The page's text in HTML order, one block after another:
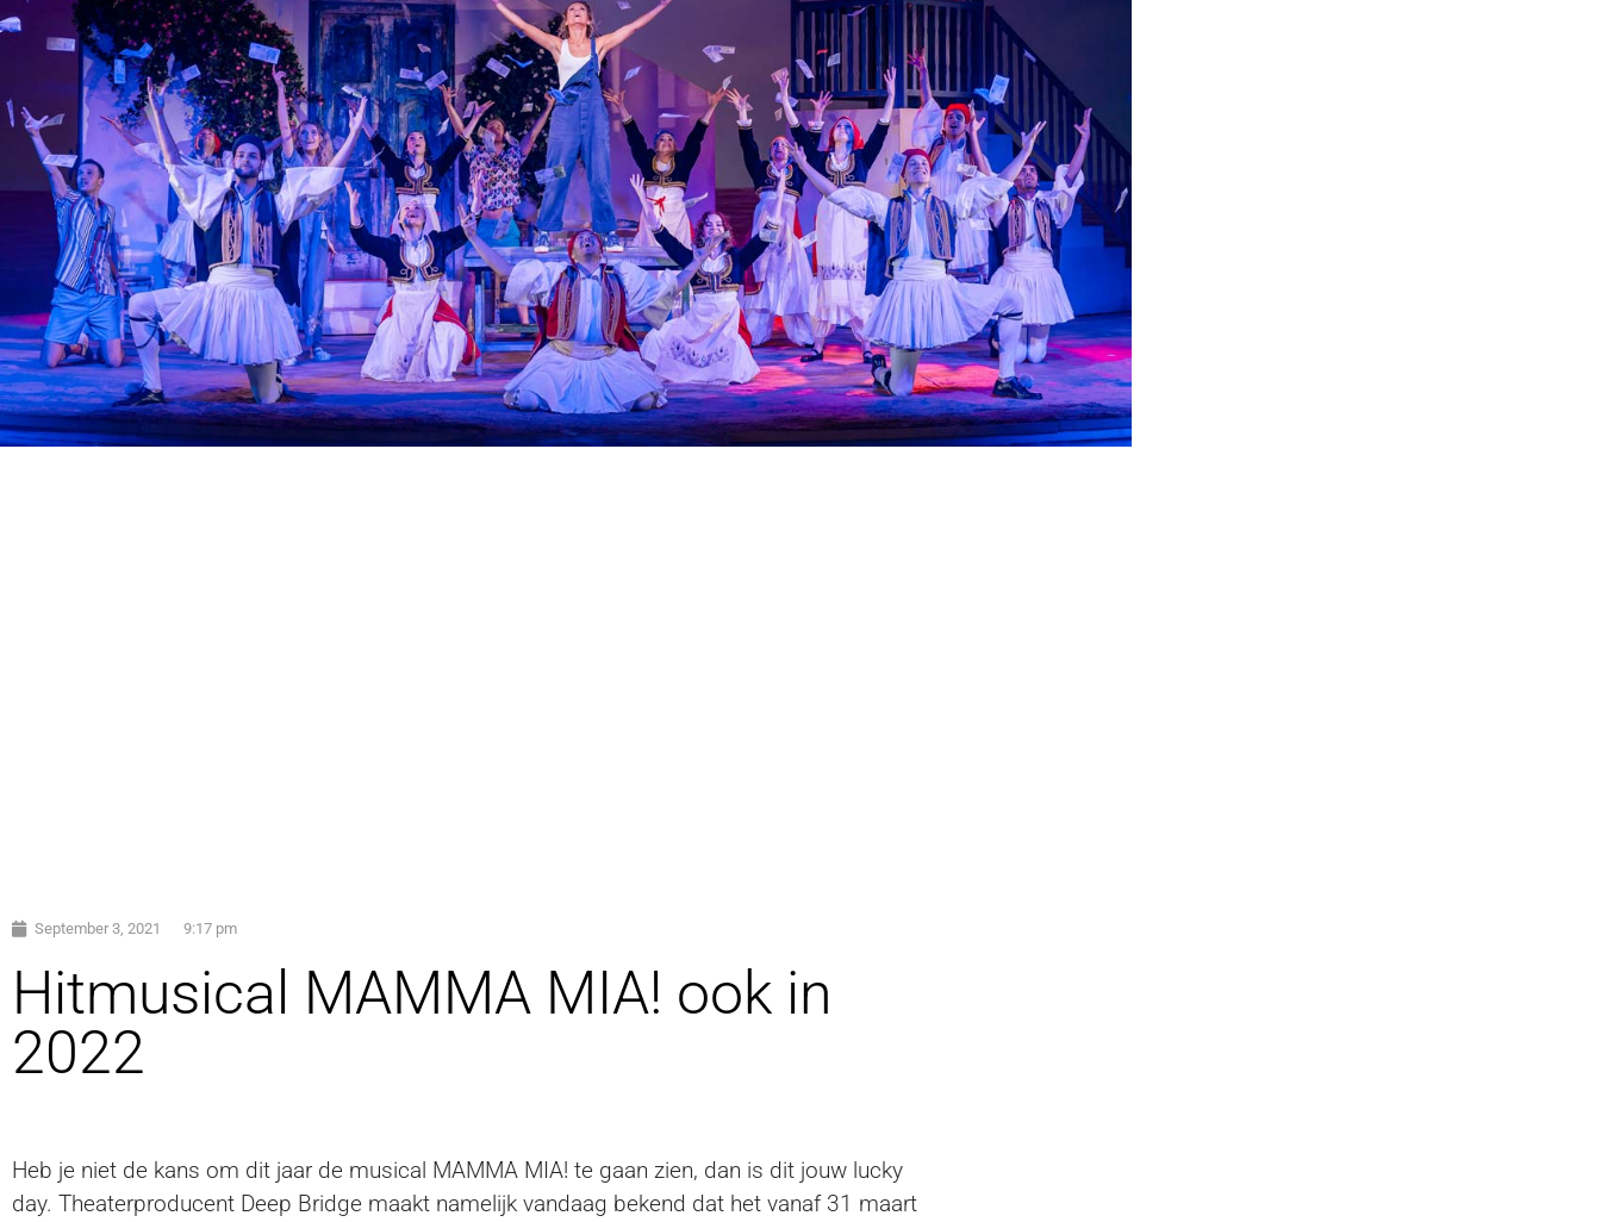
September 3, 2021 9:17 pm
Hitmusical MAMMA MIA! ook in
2022
Heb je niet de kans om dit jaar de musical MAMMA MIA! te gaan zien, dan is dit jouw lucky
day. Theaterproducent Deep Bridge maakt namelijk vandaag bekend dat het vanaf 31 maart